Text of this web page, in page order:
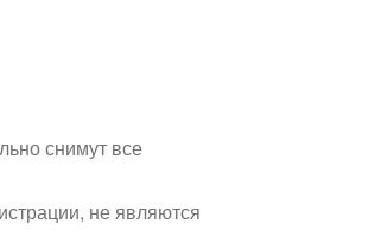
снимут все
не являются